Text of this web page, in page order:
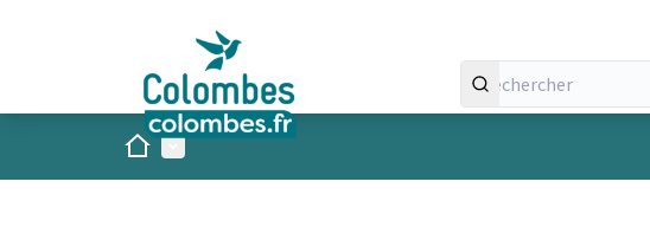
AccueilMenu principal